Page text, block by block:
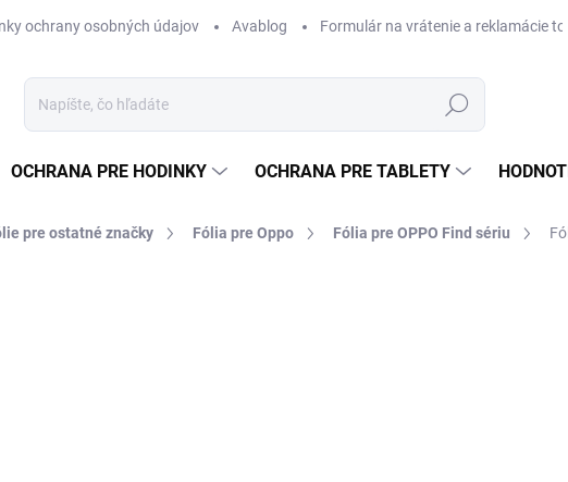
ochrany osobných údajov Avablog Formulár na vrátenie a reklamácie
Hľadať
OCHRANA PRE HODINKY OCHRANA PRE TABLETY
pre ostatné značky Fólia pre Oppo Fólia pre OPPO Find sériu